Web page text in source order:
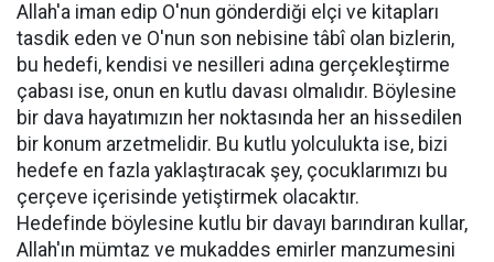
Allah'a iman edip O'nun gönderdiği elçi ve kitapları
tasdik eden ve O'nun son nebisine tâbî olan bizlerin,
bu hedefi, kendisi ve nesilleri adına gerçekleştirme
çabası ise, onun en kutlu davası olmalıdır. Böylesine
bir dava hayatımızın her noktasında her an hissedilen
bir konum arzetmelidir. Bu kutlu yolculukta ise, bizi
hedefe en fazla yaklaştıracak şey, çocuklarımızı bu
çerçeve içerisinde yetiştirmek olacaktır.
Hedefinde böylesine kutlu bir davayı barındıran kullar,
Allah'ın mümtaz ve mukaddes emirler manzumesini